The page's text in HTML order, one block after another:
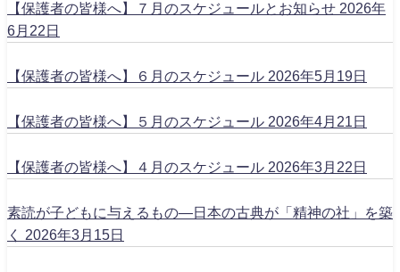
【保護者の皆様へ】７月のスケジュールとお知らせ 2026年
6月22日
【保護者の皆様へ】６月のスケジュール 2026年5月19日
【保護者の皆様へ】５月のスケジュール 2026年4月21日
【保護者の皆様へ】４月のスケジュール 2026年3月22日
素読が子どもに与えるもの―日本の古典が「精神の社」を築
く
2026年3月15日